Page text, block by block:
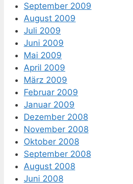
September 2009
August 2009
Juli 2009
Juni 2009
Mai 2009
April 2009
März 2009
Februar 2009
Januar 2009
Dezember 2008
November 2008
Oktober 2008
September 2008
August 2008
Juni 2008